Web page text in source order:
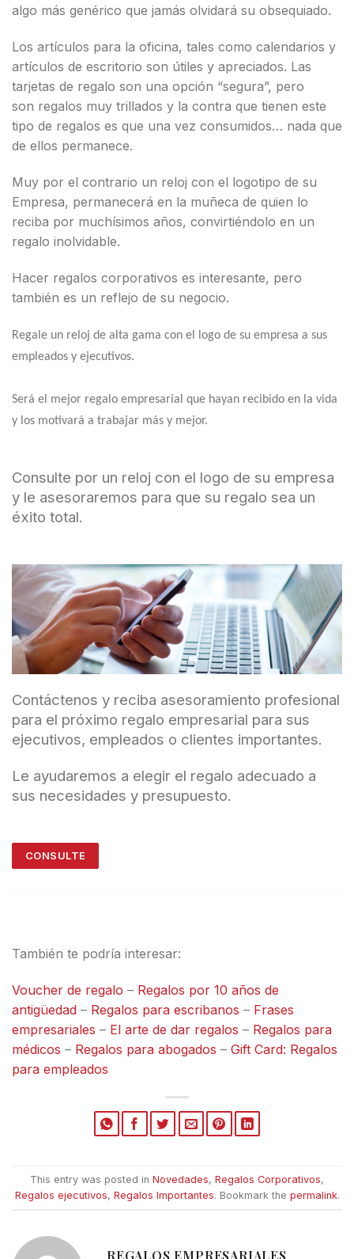
algo más genérico que jamás olvidará su obsequiado.
Los artículos para la oficina, tales como calendarios y
artículos de escritorio son útiles y apreciados. Las
tarjetas de regalo son una opción “segura”, pero
son regalos muy trillados y la contra que tienen este
tipo de regalos es que una vez consumidos… nada que
de ellos permanece.
Muy por el contrario un reloj con el logotipo de su
Empresa, permanecerá en la muñeca de quien lo
reciba por muchísimos años, convirtiéndolo en un
regalo inolvidable.
Hacer regalos corporativos es interesante, pero
también es un reflejo de su negocio.
Regale un reloj de alta gama con el logo de su empresa a sus
empleados y ejecutivos.
Será el mejor regalo empresarial que hayan recibido en la vida
y los motivará a trabajar más y mejor.
Consulte por un reloj con el logo de su empresa
y le asesoraremos para que su regalo sea un
éxito total.
Contáctenos y reciba asesoramiento profesional
para el próximo regalo empresarial para sus
ejecutivos, empleados o clientes importantes.
Le ayudaremos a elegir el regalo adecuado a
sus necesidades y presupuesto.
CONSULTE
También te podría interesar:
Voucher de regalo – Regalos por 10 años de
antigüedad – Regalos para escribanos – Frases
empresariales – El arte de dar regalos – Regalos para
médicos – Regalos para abogados – Gift Card: Regalos
para empleados
This entry was posted in Novedades, Regalos Corporativos,
Regalos ejecutivos, Regalos Importantes. Bookmark the permalink.